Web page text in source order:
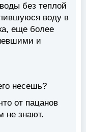
без теплой
воду в
еще более
и
несешь?
от пацанов
не знают.